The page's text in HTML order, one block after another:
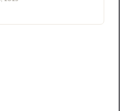
nét tinh tế thể hiện sự đẳng cấp và